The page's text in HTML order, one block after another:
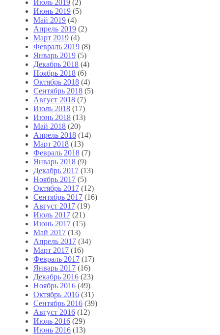
Июль 2019 (2)
Июнь 2019 (5)
Май 2019 (4)
Апрель 2019 (2)
Март 2019 (4)
Февраль 2019 (8)
Январь 2019 (5)
Декабрь 2018 (4)
Ноябрь 2018 (6)
Октябрь 2018 (4)
Сентябрь 2018 (5)
Август 2018 (7)
Июль 2018 (17)
Июнь 2018 (13)
Май 2018 (20)
Апрель 2018 (14)
Март 2018 (13)
Февраль 2018 (7)
Январь 2018 (9)
Декабрь 2017 (13)
Ноябрь 2017 (5)
Октябрь 2017 (12)
Сентябрь 2017 (16)
Август 2017 (19)
Июль 2017 (21)
Июнь 2017 (15)
Май 2017 (13)
Апрель 2017 (34)
Март 2017 (16)
Февраль 2017 (17)
Январь 2017 (16)
Декабрь 2016 (23)
Ноябрь 2016 (49)
Октябрь 2016 (31)
Сентябрь 2016 (39)
Август 2016 (12)
Июль 2016 (29)
Июнь 2016 (13)